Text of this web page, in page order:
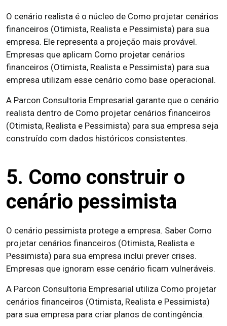
O cenário realista é o núcleo de Como projetar cenários
financeiros (Otimista, Realista e Pessimista) para sua
empresa. Ele representa a projeção mais provável.
Empresas que aplicam Como projetar cenários
financeiros (Otimista, Realista e Pessimista) para sua
empresa utilizam esse cenário como base operacional.
A Parcon Consultoria Empresarial garante que o cenário
realista dentro de Como projetar cenários financeiros
(Otimista, Realista e Pessimista) para sua empresa seja
construído com dados históricos consistentes.
5. Como construir o
cenário pessimista
O cenário pessimista protege a empresa. Saber Como
projetar cenários financeiros (Otimista, Realista e
Pessimista) para sua empresa inclui prever crises.
Empresas que ignoram esse cenário ficam vulneráveis.
A Parcon Consultoria Empresarial utiliza Como projetar
cenários financeiros (Otimista, Realista e Pessimista)
para sua empresa para criar planos de contingência.